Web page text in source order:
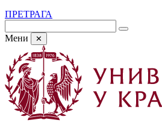
ПРЕТРАГА
Мени ✕